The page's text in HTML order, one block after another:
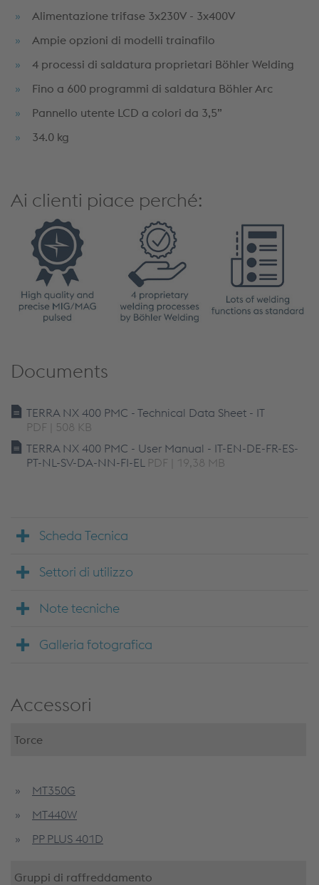
Alimentazione trifase 3x230V - 3x400V
Ampie opzioni di modelli trainafilo
4 processi di saldatura proprietari Böhler Welding
Fino a 600 programmi di saldatura Böhler Arc
Pannello utente LCD a colori da 3,5”
34.0 kg
Ai clienti piace perché:
Documents
TERRA NX 400 PMC - Technical Data Sheet - IT
PDF | 508 KB
TERRA NX 400 PMC - User Manual - IT-EN-DE-FR-ES-
PT-NL-SV-DA-NN-FI-EL PDF | 19,38 MB
Scheda Tecnica
Settori di utilizzo
Note tecniche
Galleria fotografica
Accessori
Torce
MT350G
MT440W
PP PLUS 401D
Gruppi di raffreddamento